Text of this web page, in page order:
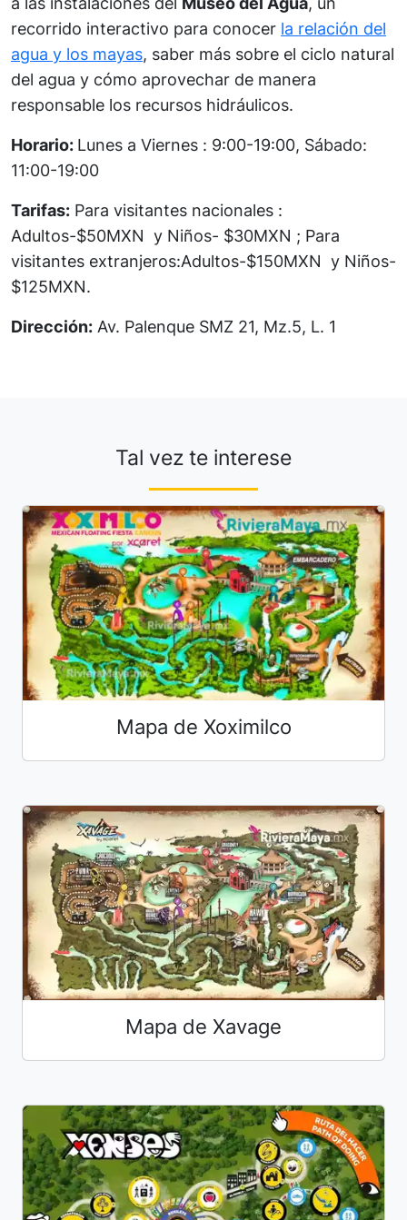
recorrido interactivo para conocer la relación del
agua y los mayas, saber más sobre el ciclo natural
del agua y cómo aprovechar de manera
responsable los recursos hidráulicos.
Horario: Lunes a Viernes : 9:00-19:00, Sábado:
11:00-19:00
Tarifas: Para visitantes nacionales :
Adultos-$50MXN y Niños- $30MXN ; Para
visitantes extranjeros:Adultos-$150MXN y Niños-
$125MXN.
Dirección: Av. Palenque SMZ 21, Mz.5, L. 1
Tal vez te interese
Mapa de Xoximilco
Mapa de Xavage